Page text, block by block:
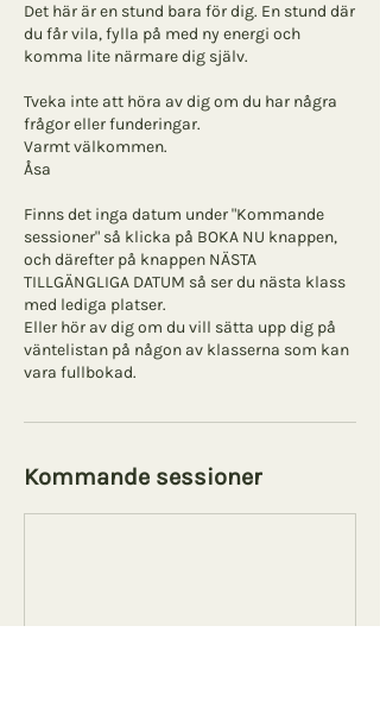
Det här är en stund bara för dig. En stund där
du får vila, fylla på med ny energi och
komma lite närmare dig själv.
Tveka inte att höra av dig om du har några
frågor eller funderingar.
Varmt välkommen.
Åsa
Finns det inga datum under "Kommande
sessioner" så klicka på BOKA NU knappen,
och därefter på knappen NÄSTA
TILLGÄNGLIGA DATUM så ser du nästa klass
med lediga platser.
Eller hör av dig om du vill sätta upp dig på
väntelistan på någon av klasserna som kan
Kommande sessioner